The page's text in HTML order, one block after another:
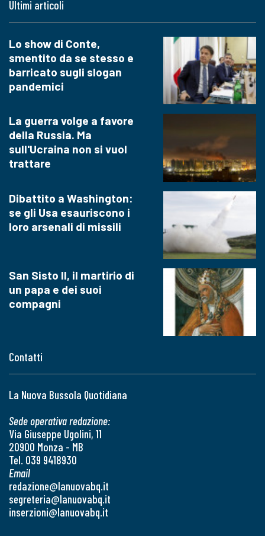
Contatti
La Nuova Bussola Quotidiana
Sede operativa redazione:
Via Giuseppe Ugolini, 11
20900 Monza - MB
Tel. 039 9418930
Email
redazione@lanuovabq.it
segreteria@lanuovabq.it
inserzioni@lanuovabq.it
Ultimi articoli
Lo show di Conte,
smentito da se stesso e
barricato sugli slogan
pandemici
La guerra volge a favore
della Russia. Ma
sull'Ucraina non si vuol
trattare
Dibattito a Washington:
se gli Usa esauriscono i
loro arsenali di missili
San Sisto II, il martirio di
un papa e dei suoi
compagni